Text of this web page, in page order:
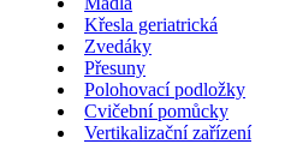
Křesla geriatrická
Zvedáky
Přesuny
Polohovací podložky
Cvičební pomůcky
Vertikalizační zařízení